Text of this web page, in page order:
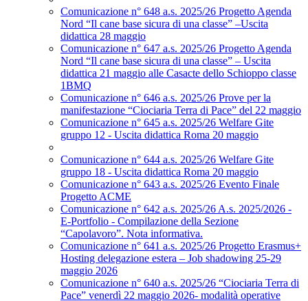
Comunicazione n° 648 a.s. 2025/26 Progetto Agenda
Nord “Il cane base sicura di una classe” –Uscita
didattica 28 maggio
Comunicazione n° 647 a.s. 2025/26 Progetto Agenda
Nord “Il cane base sicura di una classe” – Uscita
didattica 21 maggio alle Casacte dello Schioppo classe
1BMQ
Comunicazione n° 646 a.s. 2025/26 Prove per la
manifestazione “Ciociaria Terra di Pace” del 22 maggio
Comunicazione n° 645 a.s. 2025/26 Welfare Gite
gruppo 12 - Uscita didattica Roma 20 maggio
Comunicazione n° 644 a.s. 2025/26 Welfare Gite
gruppo 18 - Uscita didattica Roma 20 maggio
Comunicazione n° 643 a.s. 2025/26 Evento Finale
Progetto ACME
Comunicazione n° 642 a.s. 2025/26 A.s. 2025/2026 -
E-Portfolio - Compilazione della Sezione
“Capolavoro”. Nota informativa.
Comunicazione n° 641 a.s. 2025/26 Progetto Erasmus+
Hosting delegazione estera – Job shadowing 25-29
maggio 2026
Comunicazione n° 640 a.s. 2025/26 “Ciociaria Terra di
Pace” venerdì 22 maggio 2026- modalità operative